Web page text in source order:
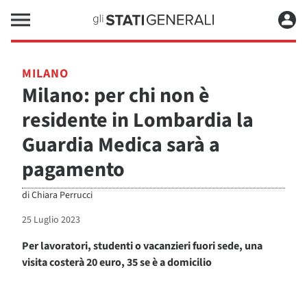
MILANO
Milano: per chi non è
residente in Lombardia la
Guardia Medica sarà a
pagamento
diChiara Perrucci
25 Luglio 2023
Per lavoratori, studenti o vacanzieri fuori sede, una
visita costerà 20 euro, 35 se è a domicilio